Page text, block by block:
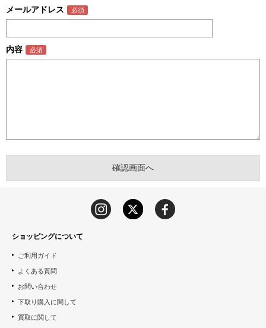
メールアドレス
内容
ショッピングについて
ご利用ガイド
よくある質問
お問い合わせ
下取り購入に関して
買取に関して